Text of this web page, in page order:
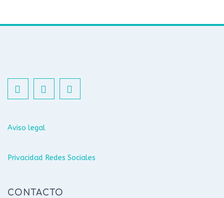
Aviso legal
Privacidad Redes Sociales
CONTACTO